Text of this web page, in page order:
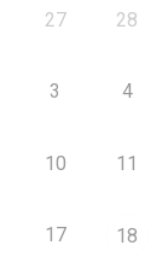
27 28
3 4
10 11
17 18